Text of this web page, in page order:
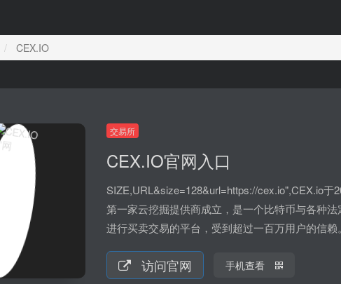
CEX.IO
交易所
CEX.IO官网入口
SIZE,URL&size=128&url=https://cex.io",CEX.io于
第一家云挖掘提供商成立，是一个比特币与各种法
进行买卖交易的平台，受到超过一百万用户的信赖。
访问官网 手机查看